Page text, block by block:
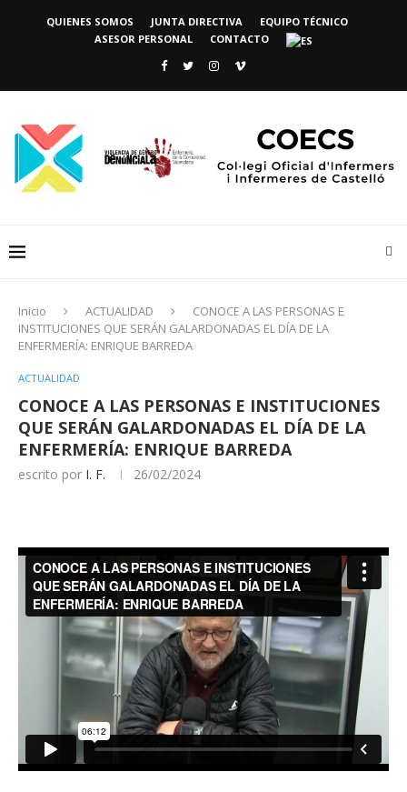
QUIENES SOMOS JUNTA DIRECTIVA
EQUIPO TÉCNICO
ASESOR PERSONAL
CONTACTO
Inicio ACTUALIDAD
CONOCE A LAS PERSONAS E
INSTITUCIONES QUE SERÁN GALARDONADAS EL DÍA DE LA
ENFERMERÍA: ENRIQUE BARREDA
ACTUALIDAD
CONOCE A LAS PERSONAS E INSTITUCIONES
QUE SERÁN GALARDONADAS EL DÍA DE LA
ENFERMERÍA: ENRIQUE BARREDA
escrito por I. F. 26/02/2024